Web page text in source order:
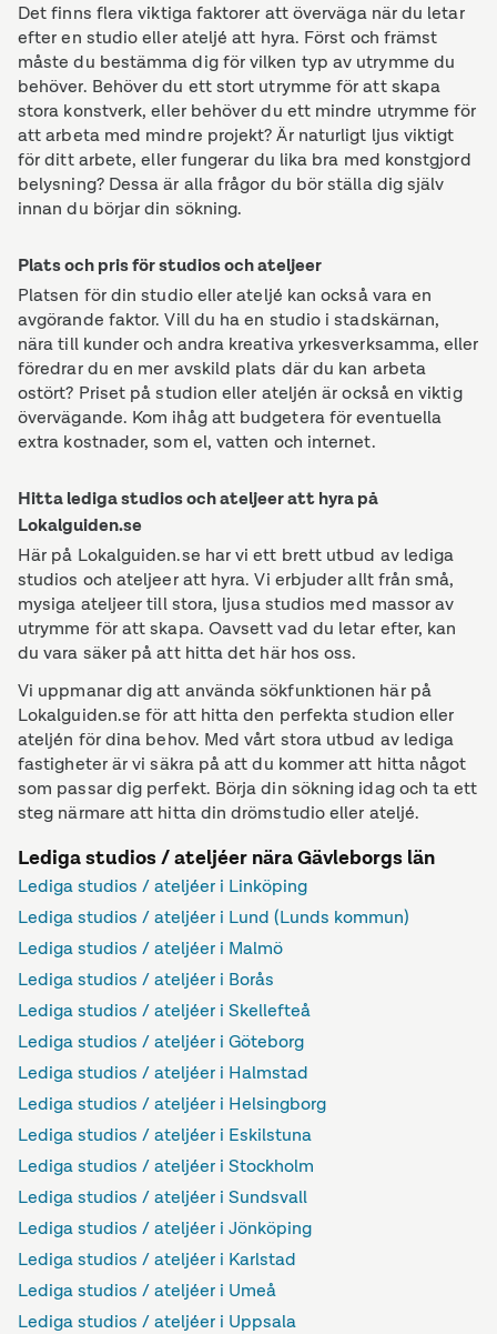
Det finns flera viktiga faktorer att överväga när du letar
efter en studio eller ateljé att hyra. Först och främst
måste du bestämma dig för vilken typ av utrymme du
behöver. Behöver du ett stort utrymme för att skapa
stora konstverk, eller behöver du ett mindre utrymme för
att arbeta med mindre projekt? Är naturligt ljus viktigt
för ditt arbete, eller fungerar du lika bra med konstgjord
belysning? Dessa är alla frågor du bör ställa dig själv
innan du börjar din sökning.
Plats och pris för studios och ateljeer
Platsen för din studio eller ateljé kan också vara en
avgörande faktor. Vill du ha en studio i stadskärnan,
nära till kunder och andra kreativa yrkesverksamma, eller
föredrar du en mer avskild plats där du kan arbeta
ostört? Priset på studion eller ateljén är också en viktig
övervägande. Kom ihåg att budgetera för eventuella
extra kostnader, som el, vatten och internet.
Hitta lediga studios och ateljeer att hyra på
Lokalguiden.se
Här på Lokalguiden.se har vi ett brett utbud av lediga
studios och ateljeer att hyra. Vi erbjuder allt från små,
mysiga ateljeer till stora, ljusa studios med massor av
utrymme för att skapa. Oavsett vad du letar efter, kan
du vara säker på att hitta det här hos oss.
Vi uppmanar dig att använda sökfunktionen här på
Lokalguiden.se för att hitta den perfekta studion eller
ateljén för dina behov. Med vårt stora utbud av lediga
fastigheter är vi säkra på att du kommer att hitta något
som passar dig perfekt. Börja din sökning idag och ta ett
steg närmare att hitta din drömstudio eller ateljé.
Lediga studios / ateljéer nära Gävleborgs län
Lediga studios / ateljéer i Linköping
Lediga studios / ateljéer i Lund (Lunds kommun)
Lediga studios / ateljéer i Malmö
Lediga studios / ateljéer i Borås
Lediga studios / ateljéer i Skellefteå
Lediga studios / ateljéer i Göteborg
Lediga studios / ateljéer i Halmstad
Lediga studios / ateljéer i Helsingborg
Lediga studios / ateljéer i Eskilstuna
Lediga studios / ateljéer i Stockholm
Lediga studios / ateljéer i Sundsvall
Lediga studios / ateljéer i Jönköping
Lediga studios / ateljéer i Karlstad
Lediga studios / ateljéer i Umeå
Lediga studios / ateljéer i Uppsala